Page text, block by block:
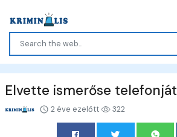
Elvette ismerőse telefonját
2 éve ezelőtt 322